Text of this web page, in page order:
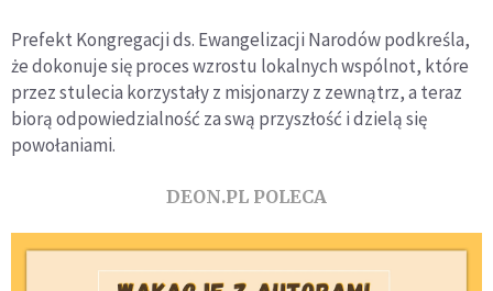
Prefekt Kongregacji ds. Ewangelizacji Narodów podkreśla,
że dokonuje się proces wzrostu lokalnych wspólnot, które
przez stulecia korzystały z misjonarzy z zewnątrz, a teraz
biorą odpowiedzialność za swą przyszłość i dzielą się
powołaniami.
DEON.PL POLECA